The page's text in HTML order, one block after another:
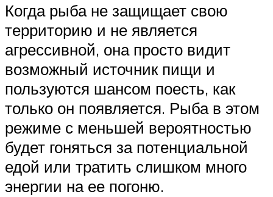
Когда рыба не защищает свою
территорию и не является
агрессивной, она просто видит
возможный источник пищи и
пользуются шансом поесть, как
только он появляется. Рыба в этом
режиме с меньшей вероятностью
будет гоняться за потенциальной
едой или тратить слишком много
энергии на ее погоню.